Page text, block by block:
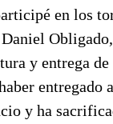
en los
y entrega
y ha